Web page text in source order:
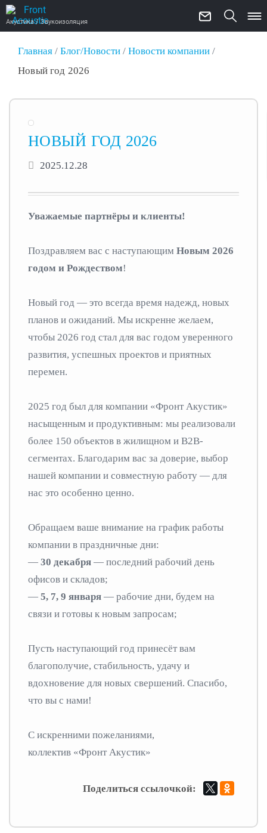
Акустика / Звукоизоляция
Главная / Блог/Новости / Новости компании /
Новый год 2026
НОВЫЙ ГОД 2026
2025.12.28
Уважаемые партнёры и клиенты!
Поздравляем вас с наступающим Новым 2026
годом и Рождеством!
Новый год — это всегда время надежд, новых
планов и ожиданий. Мы искренне желаем,
чтобы 2026 год стал для вас годом уверенного
развития, успешных проектов и приятных
перемен.
2025 год был для компании «Фронт Акустик»
насыщенным и продуктивным: мы реализовали
более 150 объектов в жилищном и B2B-
сегментах. Благодарим вас за доверие, выбор
нашей компании и совместную работу — для
нас это особенно ценно.
Обращаем ваше внимание на график работы
компании в праздничные дни:
— 30 декабря — последний рабочий день
офисов и складов;
— 5, 7, 9 января — рабочие дни, будем на
связи и готовы к новым запросам;
Пусть наступающий год принесёт вам
благополучие, стабильность, удачу и
вдохновение для новых свершений. Спасибо,
что вы с нами!
С искренними пожеланиями,
коллектив «Фронт Акустик»
Поделиться ссылочкой: